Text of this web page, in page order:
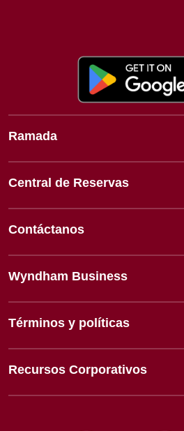
Ramada
Central de Reservas
Contáctanos
Wyndham Business
Términos y políticas
Recursos Corporativos